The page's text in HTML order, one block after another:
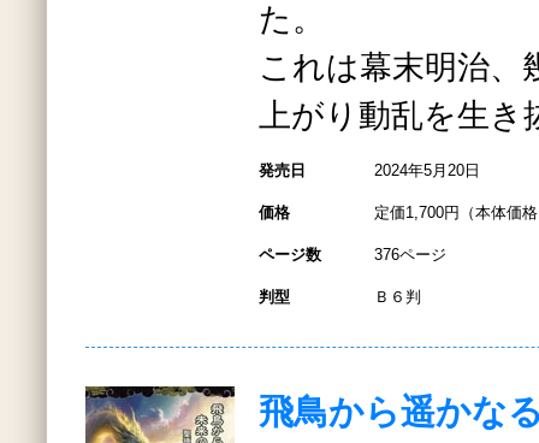
た。
これは幕末明治、
上がり動乱を生
発売日 2024年5月20日
価格 定価1,700円（本体価
ページ数 376ページ
判型 Ｂ６判
飛鳥から遥かな